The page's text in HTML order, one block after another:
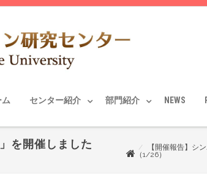
ム センター紹介 部門紹介 NEWS
を開催しました
【開催報告】シ
（1/26）